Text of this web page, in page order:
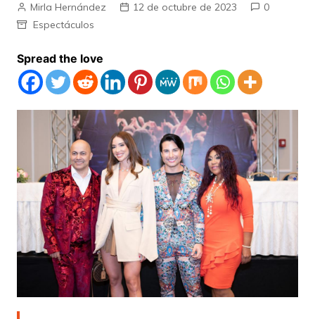
Mirla Hernández 12 de octubre de 2023
0
Espectáculos
Spread the love